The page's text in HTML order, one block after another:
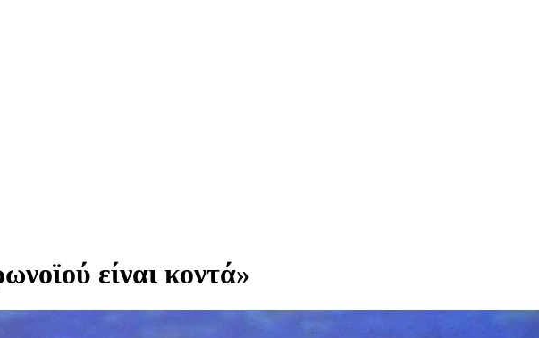
είναι κοντά»